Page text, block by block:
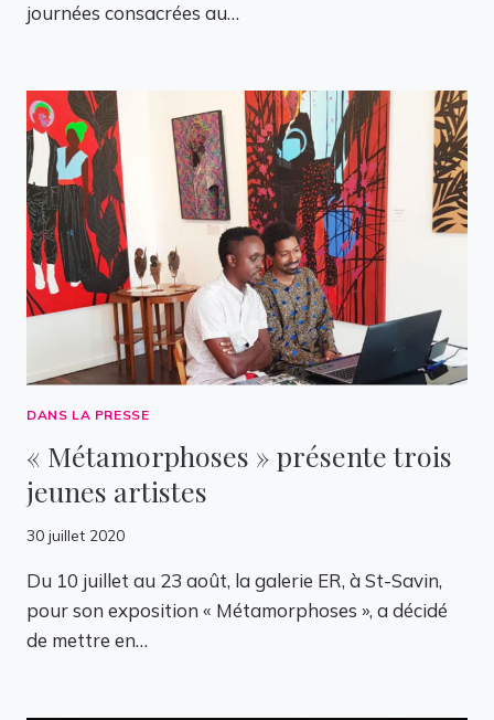
journées consacrées au…
DANS LA PRESSE
« Métamorphoses » présente trois
jeunes artistes
30 juillet 2020
Du 10 juillet au 23 août, la galerie ER, à St-Savin,
pour son exposition « Métamorphoses », a décidé
de mettre en…